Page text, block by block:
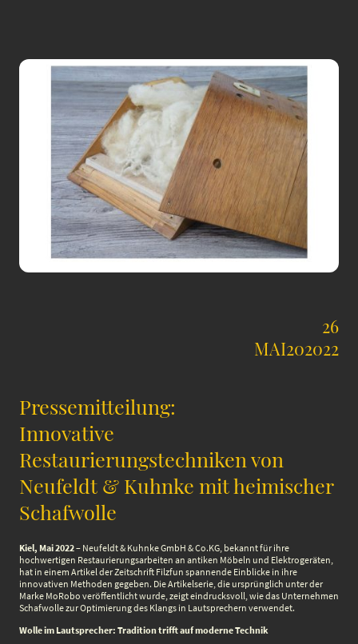
26
MAI202022
Pressemitteilung:
Innovative
Restaurierungstechniken von
Neufeldt & Kuhnke mit heimischer
Schafwolle
Kiel, Mai 2022– Neufeldt & Kuhnke GmbH & Co.KG, bekannt für ihre
hochwertigen Restaurierungsarbeiten an antiken Möbeln und Elektrogeräten,
hat in einem Artikel der Zeitschrift Filzfun spannende Einblicke in ihre
innovativen Methoden gegeben. Die Artikelserie, die ursprünglich unter der
Marke MoRobo veröffentlicht wurde, zeigt eindrucksvoll, wie das Unternehmen
Schafwolle zur Optimierung des Klangs in Lautsprechern verwendet.
Wolle im Lautsprecher: Tradition trifft auf moderne Technik